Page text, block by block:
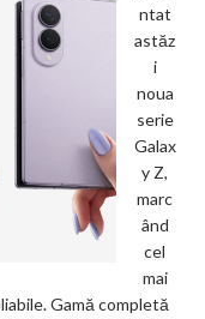
ntat
astăz
i
noua
serie
Galax
y Z,
marc
ând
cel
mai
Gamă completă